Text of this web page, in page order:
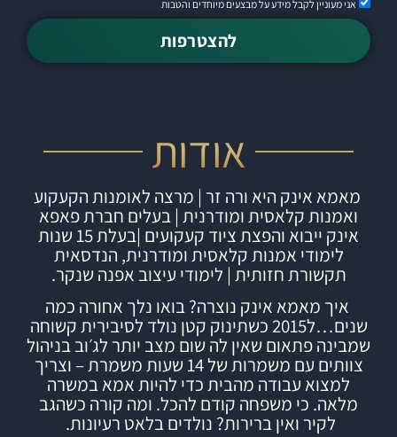
אני מעוניין לקבל מידע על מבצעים מיוחדים והטבות
להצטרפות
אודות
מאמא אינק היא ורה זר | מרצה לאומנות הקעקוע
ואמנות קלאסית ומודרנית | בעלים חברתפאפא
אינק ייבוא והפצת ציוד קעקועים |
בעלת 15 שנות
לימודי אמנות קלאסית ומודרנית, הנדסאית
תקשורת חזותית | לימודי עיצוב אפנה שנקר.
איך מאמא אינק נוצרה?בואו נלך אחורה כמה
שנים…ל2015 כשתינוק קטן נולד לסיבירית קשוחה
שמבינה פתאום שאין לה שום מצב יותר לג׳וב בניהול
צוותים עם משמרות של 14 שעות משמרת – וצריך
למצוא עבודה מהבית כדי להיות אמא במשרה
מלאה. כי משפחה קודם להכל. ומה קורה כשהגב
לקיר ואין ברירות? נולדים בלאט רעיונות.